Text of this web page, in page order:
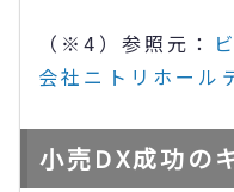
（※4）参照元：
会社ニトリホール
小売DX成功の